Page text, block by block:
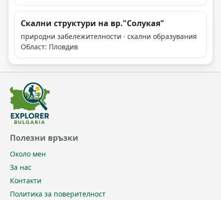
Скални структури на вр."Солукая"
природни забележителности · скални образувания
Област: Пловдив
Полезни връзки
Около мен
За нас
Контакти
Политика за поверителност